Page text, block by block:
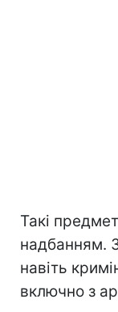
Такі
надбанням.
навіть
включно з